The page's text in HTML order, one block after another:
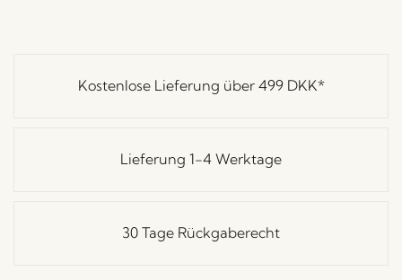
Kostenlose Lieferung über 499 DKK*
Lieferung 1-4 Werktage
30 Tage Rückgaberecht